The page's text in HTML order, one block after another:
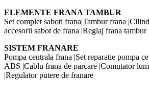
ELEMENTE FRANA TAMBUR
Set complet saboti frana|Tambur frana
accesorii sabot de frana |Reglaj frana tambur
SISTEM FRANARE
Pompa centrala frana |Set reparatie pompa
ABS |Cablu frana de parcare |Comutator
|Regulator putere de franare